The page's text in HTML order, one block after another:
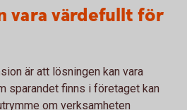
vara värdefullt för
är att lösningen kan vara
sparandet finns i företaget kan
om verksamheten